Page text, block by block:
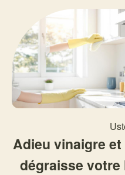
Adieu vinaigre
dégraisse votre